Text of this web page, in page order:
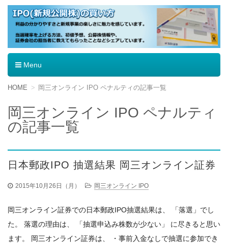
IPO（新規公開株）の買い方
Menu
コ
テ
ン
ツ
へ
HOME 岡三オンライン IPO ペナルティの記事一覧
岡三オンライン IPO ペナルティ
の記事一覧
日本郵政IPO 抽選結果 岡三オンライン証券
2015年10月26日（月） 岡三オンライン IPO
岡三オンライン証券での日本郵政IPO抽選結果は、 「落選」でし
た。 落選の理由は、 「抽選申込み株数が少ない」 に尽きると思い
ます。 岡三オンライン証券は、 ・事前入金なしで抽選に参加でき